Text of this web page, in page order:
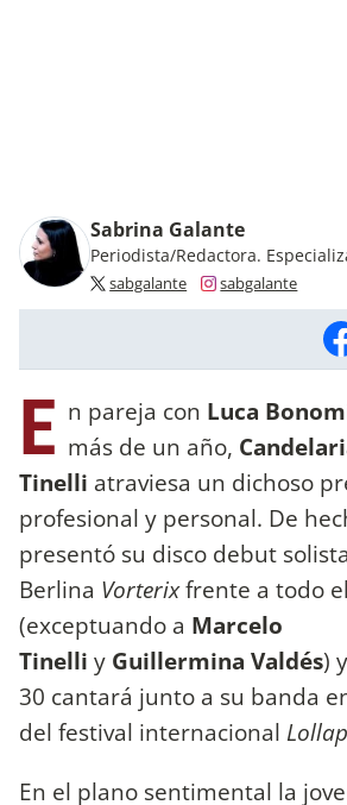
Sabrina Galante
Periodista/Redactora.
sabgalante sabgalante
E n pareja con Luca
más de un año,
Tinelli atraviesa un dichoso
profesional y personal. De
presentó su disco debut solista
Berlina Vorterixfrente a todo
(exceptuando a Marcelo
Tinelli y Guillermina Valdés)
30 cantará junto a su banda
del festival internacional
En el plano sentimental la